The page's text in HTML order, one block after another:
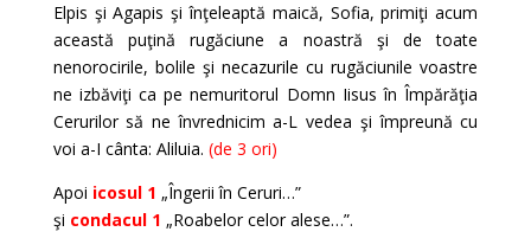
Elpis şi Agapis şi înţeleaptă maică, Sofia, primiţi acum
această puţină rugăciune a noastră şi de toate
nenorocirile, bolile şi necazurile cu rugăciunile voastre
ne izbăviţi ca pe nemuritorul Domn Iisus în Împărăţia
Cerurilor să ne învrednicim a-L vedea şi împreună cu
voi a-I cânta: Aliluia. (de 3 ori)
Apoi icosul 1 „Îngerii în Ceruri…”
şi condacul 1 „Roabelor celor alese…”.